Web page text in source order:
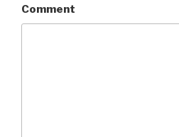
Comment